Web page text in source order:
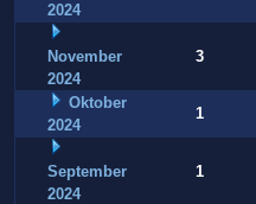
2024
November
2024
3
Oktober
2024
1
September
2024
1